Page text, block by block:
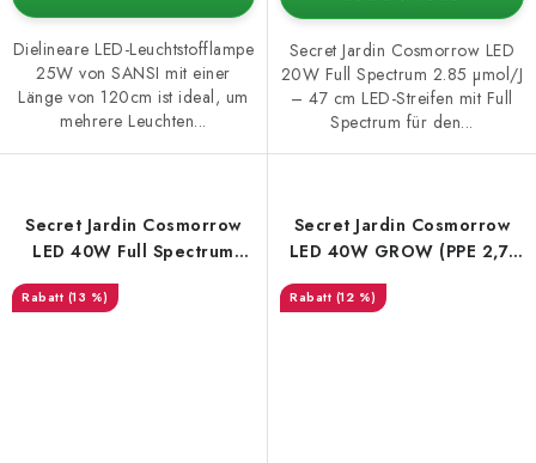
Dielineare LED-Leuchtstofflampe
25W von SANSI mit einer
Länge von 120cm ist ideal, um
mehrere Leuchten...
Secret Jardin Cosmorrow LED
20W Full Spectrum 2.85 µmol/J
– 47 cm LED-Streifen mit Full
Spectrum für den...
Secret Jardin Cosmorrow
LED 40W Full Spectrum
(13 %)
Secret Jardin Cosmorrow
LED 40W GROW (PPE 2,7)
Wachstum (COP4065)
(12 %)